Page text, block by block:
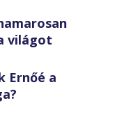
világot
Ernőé a